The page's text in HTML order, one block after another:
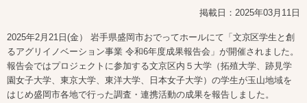
掲載日：2025年03月11日
2025年2月21日(金） 岩手県盛岡市おでってホールにて「文京区学生と創
るアグリイノベーション事業 令和6年度成果報告会」が開催されました。
報告会ではプロジェクトに参加する文京区内５大学（拓殖大学、跡見学
園女子大学、東京大学、東洋大学、日本女子大学）の学生が玉山地域を
はじめ盛岡市各地で行った調査・連携活動の成果を報告しました。